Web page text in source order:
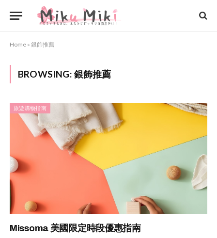
Home » 銀飾推薦
BROWSING: 銀飾推薦
旅遊購物指南
Missoma 美國限定時段優惠指南